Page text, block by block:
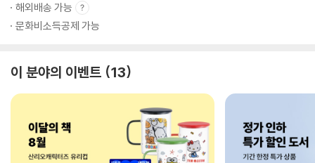
해외배송 가능
문화비소득공제 가능
이 분야의 이벤트 13